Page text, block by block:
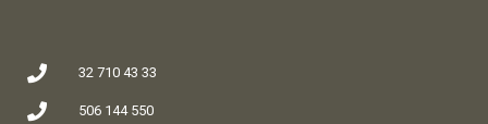
32 710 43 33
506 144 550